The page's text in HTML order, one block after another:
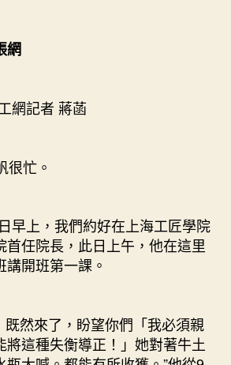
網
記者 蔣菡
忙。
上，我們約好在上海工匠學院
首任院長，此日上午，他在這里
開班第一課。
然來了，盼望你們「我必須親
將這種失衡導正！」她對著牛土